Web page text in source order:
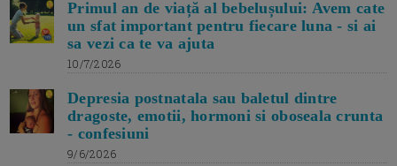
Primul an de viață al bebelușului: Avem cate
un sfat important pentru fiecare luna - si ai
sa vezi ca te va ajuta
10/7/2026
Depresia postnatala sau baletul dintre
dragoste, emotii, hormoni si oboseala crunta
- confesiuni
9/6/2026